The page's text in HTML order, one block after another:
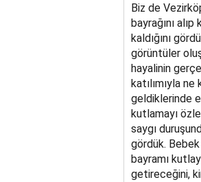
Biz de
bayrağını
kaldığını
görüntüler
hayalinin
katılımıyla
geldiklerinde
kutlamayı
saygı
gördük. Bebek
bayramı
getireceğini,